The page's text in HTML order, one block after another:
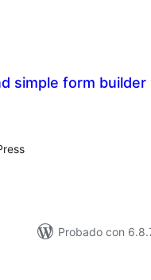
simple form builder
Probado con